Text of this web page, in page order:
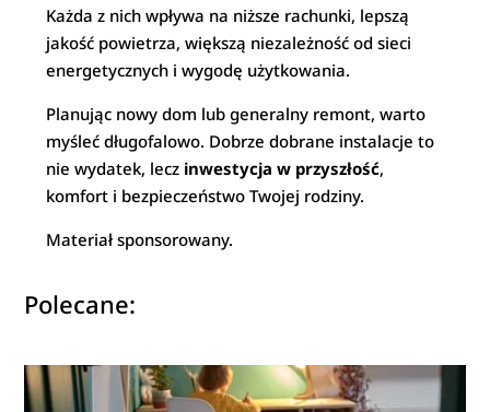
Każda z nich wpływa na niższe rachunki, lepszą
jakość powietrza, większą niezależność od sieci
energetycznych i wygodę użytkowania.
Planując nowy dom lub generalny remont, warto
myśleć długofalowo. Dobrze dobrane instalacje to
nie wydatek, lecz inwestycja w przyszłość,
komfort i bezpieczeństwo Twojej rodziny.
Materiał sponsorowany.
Polecane: